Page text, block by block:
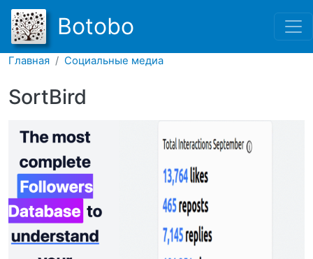
Перейти к основному
Botobo
Главная Социальные медиа
SortBird